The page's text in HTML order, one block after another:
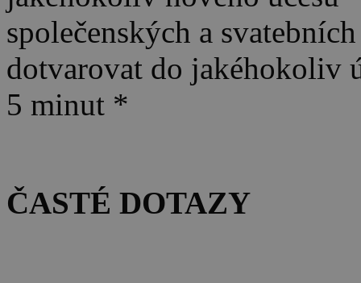
společenských a
dotvarovat do jakéhokoliv
5 minut *
ČASTÉ DOTAZY